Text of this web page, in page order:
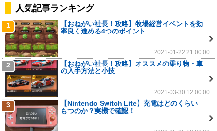
人気記事ランキング
1
【おねがい社長！攻略】牧場経営イベントを効
率良く進める4つのポイント
2021-01-22 21:00:00
2
【おねがい社長！攻略】オススメの乗り物・車
の入手方法と小技
2021-03-30 12:00:00
3
【Nintendo Switch Lite】充電はどのくらい
もつのか？実機で確認！